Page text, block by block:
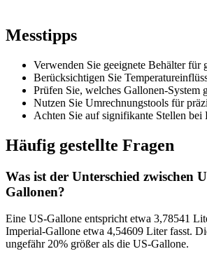
Messtipps
Verwenden Sie geeignete Behälter für
Berücksichtigen Sie
Prüfen Sie, welches Gallonen-System
Nutzen Sie Umrechnungstools für
Achten Sie auf signifikante Stellen bei
Häufig gestellte Fragen
Was ist der Unterschied zwischen
Gallonen?
Eine US-Gallone entspricht etwa 3,78541
Imperial-Gallone etwa 4,54609 Liter fasst.
ungefähr 20% größer als die US-Gallone.